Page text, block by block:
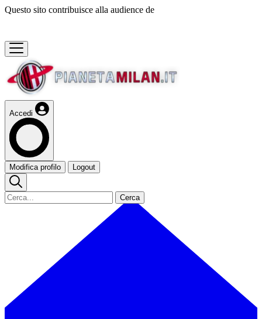
Questo sito contribuisce alla audience de
Accedi
Modifica profilo Logout
Cerca